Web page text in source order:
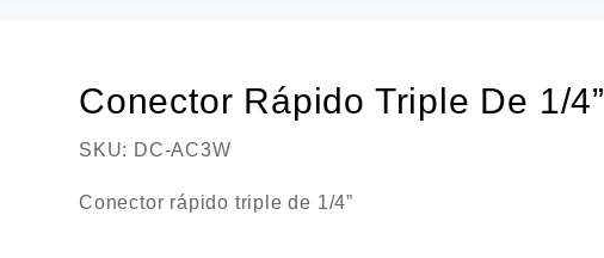
Conector Rápido Triple De 1/4”
SKU: DC-AC3W
Conector rápido triple de 1/4”